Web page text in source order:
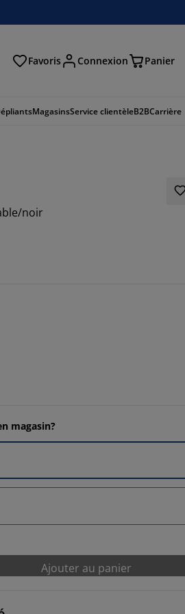
Favoris Connexion Panier
MagasinsService clientèleB2BCarrière
noir
magasin?
Ajouter au panier